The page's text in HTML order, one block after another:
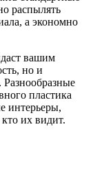
распылять
а экономно
вашим
но и
Разнообразные
пластика
интерьеры,
их видит.